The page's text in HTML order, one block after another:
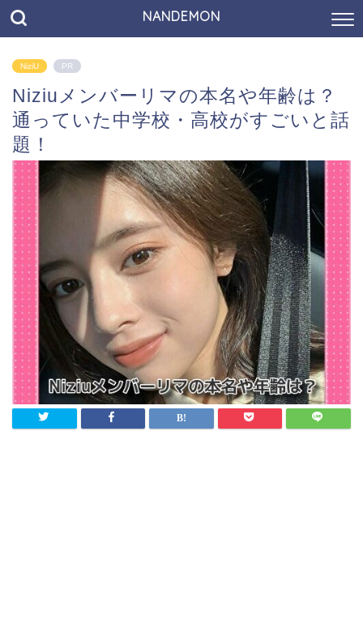
NANDEMON
NiziU PR
Niziuメンバーリマの本名や年齢は？
通っていた中学校・高校がすごいと話
題！